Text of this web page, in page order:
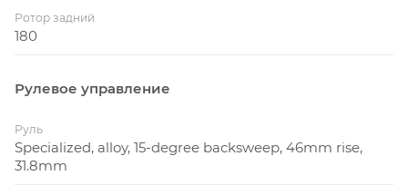
Ротор задний
180
Рулевое управление
Руль
Specialized, alloy, 15-degree backsweep, 46mm rise,
31.8mm